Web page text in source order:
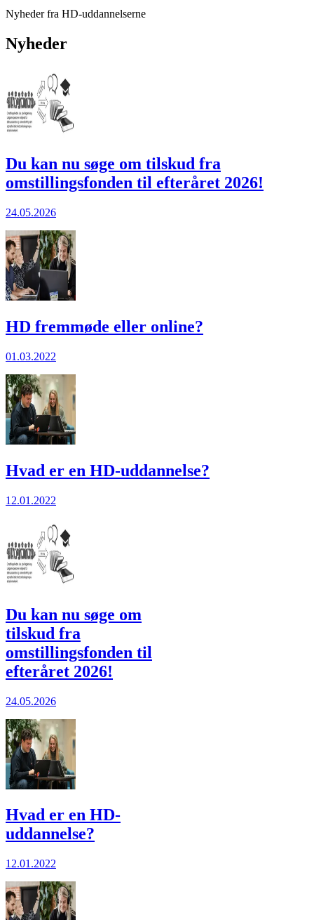
Nyheder fra HD-uddannelserne
Nyheder
Du kan nu søge om tilskud fra
omstillingsfonden til efteråret 2026!
24.05.2026
HD fremmøde eller online?
01.03.2022
Hvad er en HD-uddannelse?
12.01.2022
Du kan nu søge om
tilskud fra
omstillingsfonden til
efteråret 2026!
24.05.2026
Hvad er en HD-
uddannelse?
12.01.2022